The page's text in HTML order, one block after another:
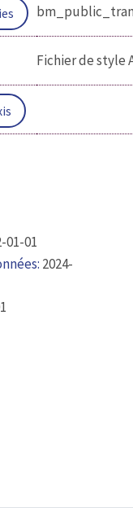
Fichier de style
01-01
2024-